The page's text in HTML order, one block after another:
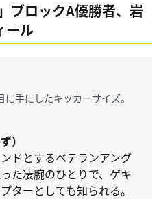
ブロックA優勝者、岩
ール
手にしたキッカーサイズ。
）
ドとするベテランアング
た凄腕のひとりで、ゲキ
ターとしても知られる。